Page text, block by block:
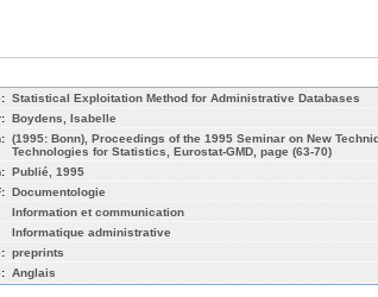
Statistical Exploitation Method for Administrative Databases
Boydens, Isabelle
(1995: Bonn), Proceedings of the 1995 Seminar on New
Technologies for Statistics, Eurostat-GMD, page (63-70)
Publié, 1995
Documentologie
Information et communication
Informatique administrative
preprints
Anglais